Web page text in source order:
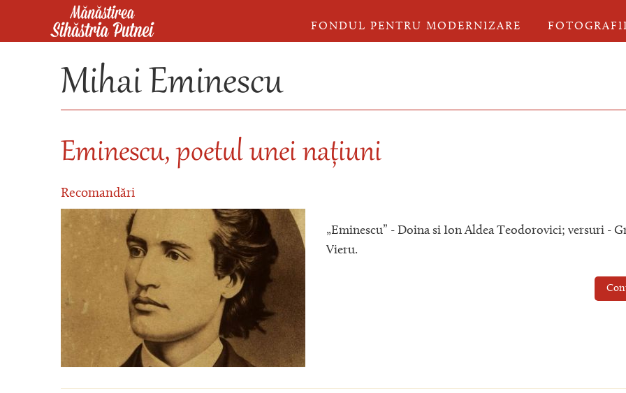
Mergi la conţinutul principal
FONDUL PENTRU MODERNIZARE FOTOGRAFII
Mihai Eminescu
Eminescu, poetul unei națiuni
Recomandări
„Eminescu” - Doina si Ion Aldea Teodorovici; versuri -
Vieru.